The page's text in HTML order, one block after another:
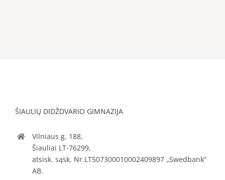
ŠIAULIŲ DIDŽDVARIO GIMNAZIJA
Vilniaus g. 188,
Šiauliai LT-76299,
atsisk. sąsk. Nr.LT507300010002409897 „Swedbank“
AB.